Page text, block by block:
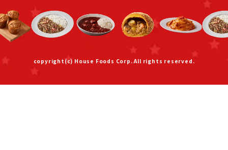
copyright(c) House Foods Corp. All rights reserved.